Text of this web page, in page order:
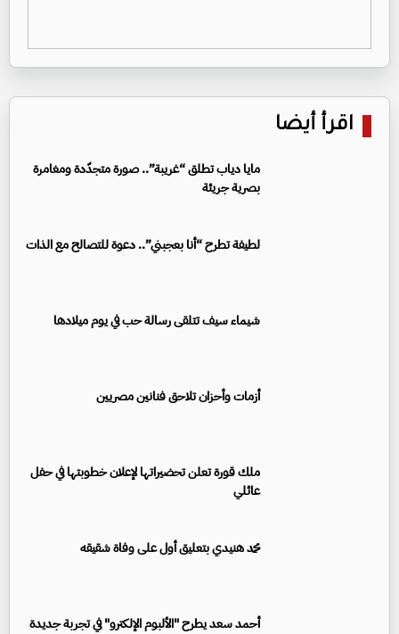
اقرأ أيضا
مايا دياب تطلق “غريبة”.. صورة متجدّدة ومغامرة
بصرية جريئة
لطيفة تطرح “أنا بعجبني”.. دعوة للتصالح مع الذات
شيماء سيف تتلقى رسالة حب في يوم ميلادها
أزمات وأحزان تلاحق فنانين مصريين
ملك قورة تعلن تحضيراتها لإعلان خطوبتها في حفل
عائلي
محمد هنيدي بتعليق أول على وفاة شقيقه
أحمد سعد يطرح "الألبوم الإلكترو" في تجربة جديدة